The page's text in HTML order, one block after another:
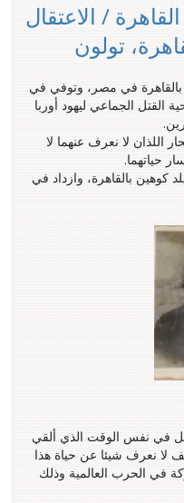
: القاهرة / الاعتقال
تولون
ولد موسى بحار في سادس ماي 1871 بالقاهرة في مصر، وتوفي في
ضحية القتل الجماعي ليهود أوربا
اللذان لا نعرف عنهما لا
حياتهما.
بالقاهرة، وازداد في
في نفس الوقت الذي ألقي
لا نعرف شيئا عن حياة هذا
في الحرب العالمية وذلك